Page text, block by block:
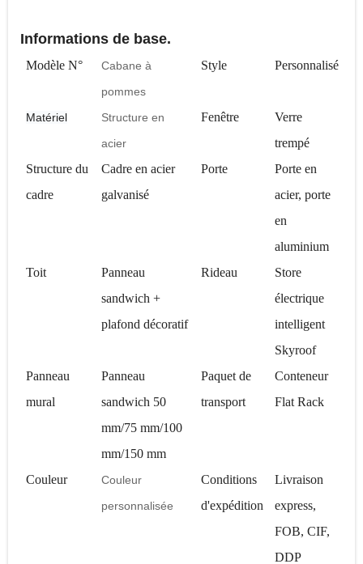
Informations de base.
Modèle N°
Cabane à
pommes
Style Personnalisé
Matériel
Structure en
acier
Fenêtre
Verre
trempé
Structure du
cadre
Cadre en acier
galvanisé
Porte
Porte en
acier, porte
en
aluminium
Toit
Panneau
sandwich +
plafond décoratif
Rideau
Store
électrique
intelligent
Skyroof
Panneau
mural
Panneau
sandwich 50
mm/75 mm/100
mm/150 mm
Paquet de
transport
Conteneur
Flat Rack
Couleur
Couleur
personnalisée
Conditions
d'expédition
Livraison
express,
FOB, CIF,
DDP